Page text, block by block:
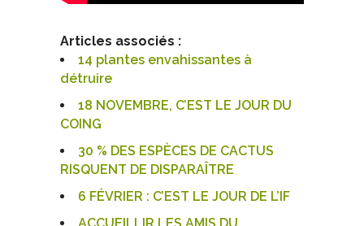
Articles associés :
14 plantes envahissantes à
détruire
18 NOVEMBRE, C’EST LE JOUR DU
COING
30 % DES ESPÈCES DE CACTUS
RISQUENT DE DISPARAÎTRE
6 FÉVRIER : C’EST LE JOUR DE L’IF
ACCUEILLIR LES AMIS DU